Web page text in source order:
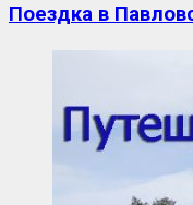
Поездка в